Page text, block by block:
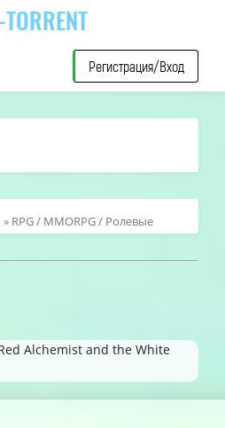
Регистрация/Вход
» RPG / MMORPG / Ролевые
Alchemist and the White